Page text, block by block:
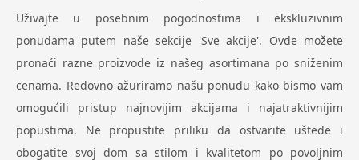
Uživajte u posebnim pogodnostima i ekskluzivnim
ponudama putem naše sekcije 'Sve akcije'. Ovde možete
pronaći razne proizvode iz našeg asortimana po sniženim
cenama. Redovno ažuriramo našu ponudu kako bismo vam
omogućili pristup najnovijim akcijama i najatraktivnijim
popustima. Ne propustite priliku da ostvarite uštede i
obogatite svoj dom sa stilom i kvalitetom po povoljnim